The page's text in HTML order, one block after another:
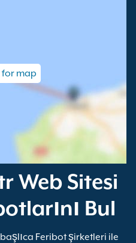
for map
Web Sitesi
Bul
Feribot şirketleri ile